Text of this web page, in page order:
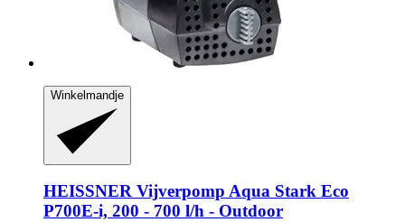
Winkelmandje
HEISSNER Vijverpomp Aqua Stark Eco
P700E-​i, 200 -​ 700 l/h -​ Outdoor